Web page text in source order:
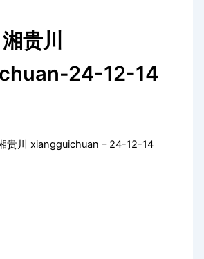
贵川
24-12-14
贵川 xiangguichuan – 24-12-14